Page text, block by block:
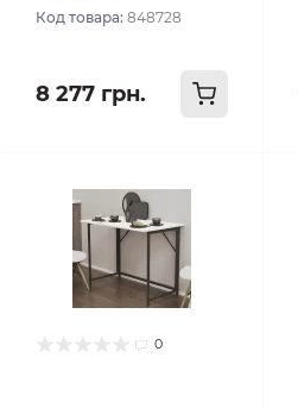
Код товара: 848728
8 277 грн.
0